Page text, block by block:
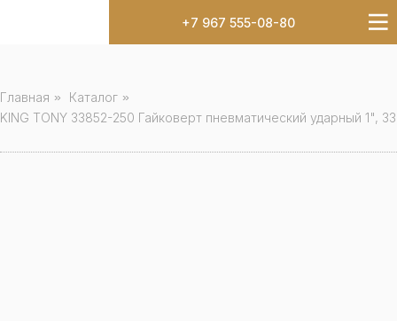
+7 967 555-08-80
Главная » Каталог »
KING TONY 33852-250 Гайковерт пневматический ударный 1",